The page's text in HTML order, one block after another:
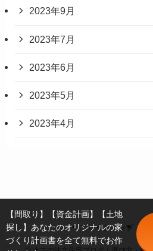
2023年9月
2023年7月
2023年6月
2023年5月
2023年4月
サイトマップ
【間取り】【資金計画】【土地
探し】あなたのオリジナルの家
づくり計画書を全て無料でお作